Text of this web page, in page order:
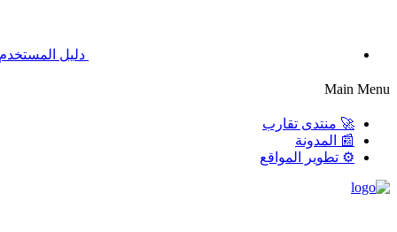
دليل المستخدم
Main Menu
🚀 منتدى تقارب
📰 المدونة
⚙️ تطوير المواقع